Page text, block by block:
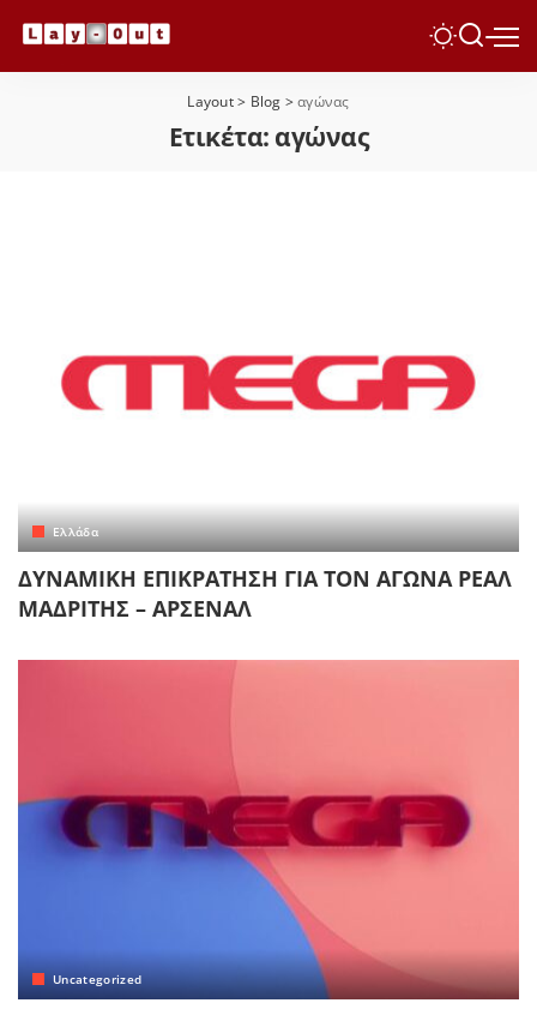
Layout> Blog >αγώνας
Ετικέτα: αγώνας
Ελλάδα
ΔΥΝΑΜΙΚΗ ΕΠΙΚΡΑΤΗΣΗ ΓΙΑ ΤΟΝ ΑΓΩΝΑ ΡΕΑΛ
ΜΑΔΡΙΤΗΣ – ΑΡΣΕΝΑΛ
Uncategorized